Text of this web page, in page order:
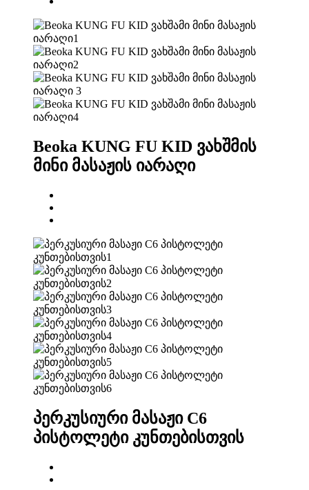
Beoka KUNG FU KID ვახშმის
მინი მასაჟის იარაღი
პერკუსიური მასაჟი C6
პისტოლეტი კუნთებისთვის